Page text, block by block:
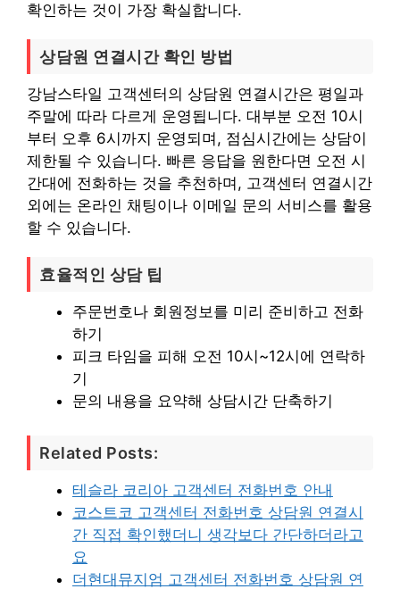
확인하는 것이 가장 확실합니다.
상담원 연결시간 확인 방법
강남스타일 고객센터의 상담원 연결시간은 평일과
주말에 따라 다르게 운영됩니다. 대부분 오전 10시
부터 오후 6시까지 운영되며, 점심시간에는 상담이
제한될 수 있습니다. 빠른 응답을 원한다면 오전 시
간대에 전화하는 것을 추천하며, 고객센터 연결시간
외에는 온라인 채팅이나 이메일 문의 서비스를 활용
할 수 있습니다.
효율적인 상담 팁
주문번호나 회원정보를 미리 준비하고 전화
하기
피크 타임을 피해 오전 10시~12시에 연락하
기
문의 내용을 요약해 상담시간 단축하기
Related Posts:
테슬라 코리아 고객센터 전화번호 안내
코스트코 고객센터 전화번호 상담원 연결시
간 직접 확인했더니 생각보다 간단하더라고
요
더현대뮤지엄 고객센터 전화번호 상담원 연